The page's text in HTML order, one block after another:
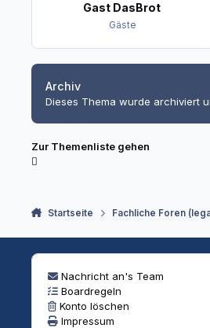
Gast DasBrot
Gäste
Archiv
Dieses Thema wurde archiviert
Zur Themenliste gehen
Startseite Fachliche Foren
Nachricht an's Team
Boardregeln
Konto löschen
Impressum